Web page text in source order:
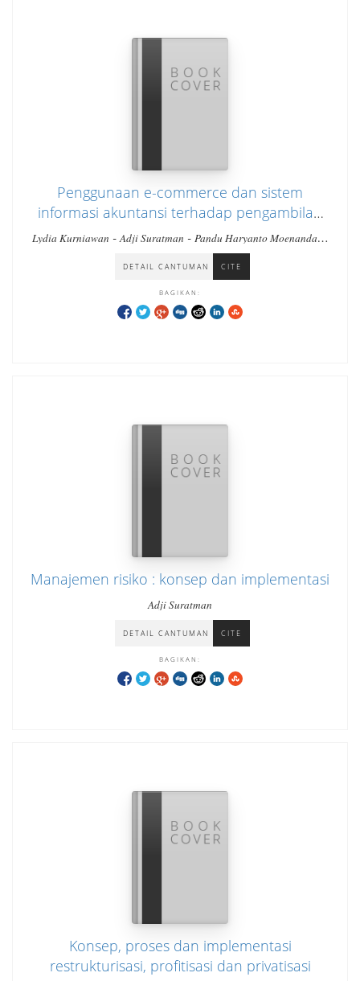
Penggunaan e-commerce dan sistem
informasi akuntansi terhadap pengambilan
keputusan berwirausaha di tengah pandemi
Lydia Kurniawan -Adji Suratman - Pandu Haryanto Moenandar-
Lilis Anggraeni
DETAIL CANTUMAN CITE
BAGIKAN:
Manajemen risiko : konsep dan implementasi
Adji Suratman
DETAIL CANTUMAN CITE
BAGIKAN:
Konsep, proses dan implementasi
restrukturisasi, profitisasi dan privatisasi